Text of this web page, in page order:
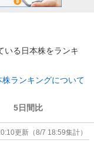
いる日本株をランキ
ランキングについて
5日間比
更新 （8/7 18:59集計）